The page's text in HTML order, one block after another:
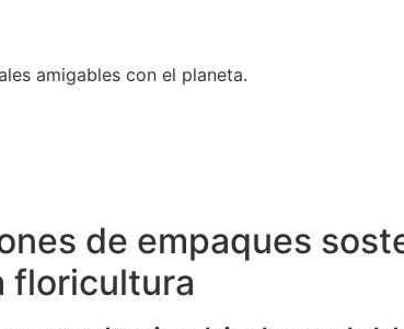
amigables con el planeta.
de empaques
floricultura